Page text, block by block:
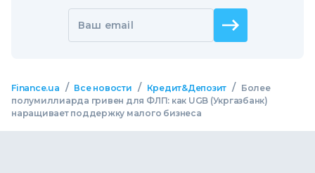
Ваш email
Finance.ua / Все новости / Кредит&Депозит /
Более
полумиллиарда гривен для ФЛП: как UGB (Укргазбанк)
наращивает поддержку малого бизнеса